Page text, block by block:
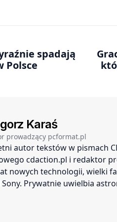
spadają
Polsce
Karaś
prowadzący pcformat.pl
autor tekstów w pismach
cdaction.pl i redaktor
nowych technologii, wielki
Prywatnie uwielbia